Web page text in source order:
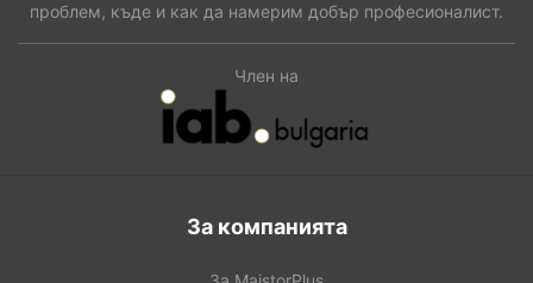
проблем, къде и как да намерим добър професионалист.
Член на
За компанията